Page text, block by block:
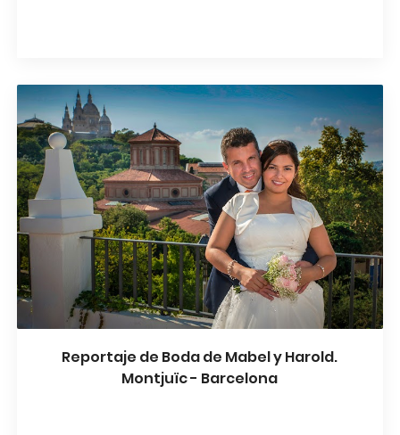
Reportaje de Boda de Mabel y Harold.
Montjuïc - Barcelona